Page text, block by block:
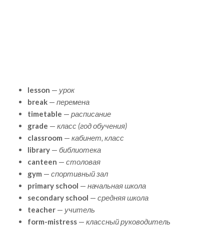
lesson — урок
break — перемена
timetable — расписание
grade — класс (год обучения)
classroom — кабинет, класс
library — библиотека
canteen — столовая
gym — спортивный зал
primary school — начальная школа
secondary school — средняя школа
teacher — учитель
form-mistress — классный руководитель